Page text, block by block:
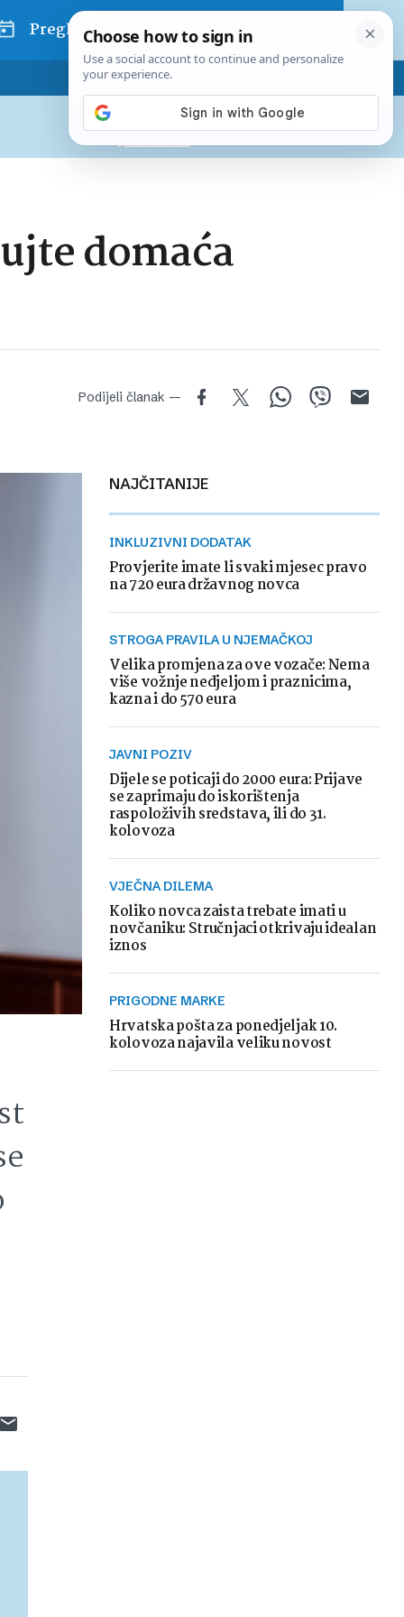
Pregled dana
Pretplatite se na Poslovni
Već od10 EURmjesečno
domaća
Podijeli članak —
NAJČITANIJE
INKLUZIVNI DODATAK
Provjerite imate li svaki mjesec pravo
na 720 eura državnog novca
STROGA PRAVILA U NJEMAČKOJ
Velika promjena za ove vozače: Nema
više vožnje nedjeljom i praznicima,
kazna i do 570 eura
JAVNI POZIV
Dijele se poticaji do 2000 eura: Prijave
se zaprimaju do iskorištenja
raspoloživih sredstava, ili do 31.
kolovoza
VJEČNA DILEMA
Koliko novca zaista trebate imati u
novčaniku: Stručnjaci otkrivaju idealan
iznos
PRIGODNE MARKE
Hrvatska pošta za ponedjeljak 10.
kolovoza najavila veliku novost